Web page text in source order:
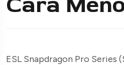
ESL Snapdragon Pro Series